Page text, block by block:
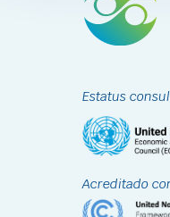
Estatus
Acreditado